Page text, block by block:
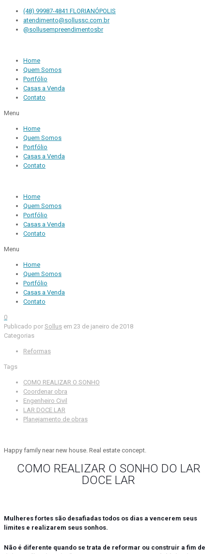
(48) 99987-4841 FLORIANÓPOLIS
atendimento@sollussc.com.br
@sollusempreendimentosbr
Home
Quem Somos
Portfólio
Casas a Venda
Contato
Menu
Home
Quem Somos
Portfólio
Casas a Venda
Contato
Home
Quem Somos
Portfólio
Casas a Venda
Contato
Menu
Home
Quem Somos
Portfólio
Casas a Venda
Contato
0
Publicado por Sollus em 23 de janeiro de 2018
Categorias
Reformas
Tags
COMO REALIZAR O SONHO
Coordenar obra
Engenheiro Civil
LAR DOCE LAR
Planejamento de obras
Happy family near new house. Real estate concept.
COMO REALIZAR O SONHO DO LAR
DOCE LAR
Mulheres fortes são desafiadas todos os dias a vencerem seus
limites e realizarem seus sonhos.
Não é diferente quando se trata de reformar ou construir a fim de